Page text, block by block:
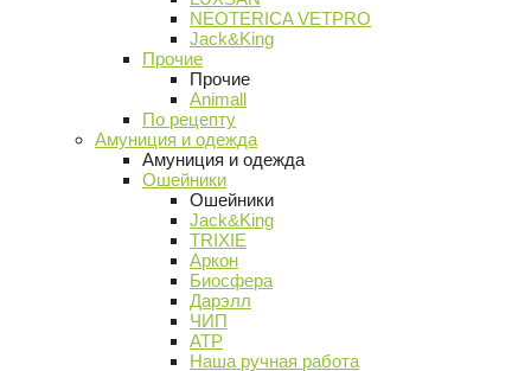
NEOTERICA VETPRO
Jack&King
Прочие
Прочие
Animall
По рецепту
Амуниция и одежда
Амуниция и одежда
Ошейники
Ошейники
Jack&King
TRIXIE
Аркон
Биосфера
Дарэлл
ЧИП
АТР
Наша ручная работа